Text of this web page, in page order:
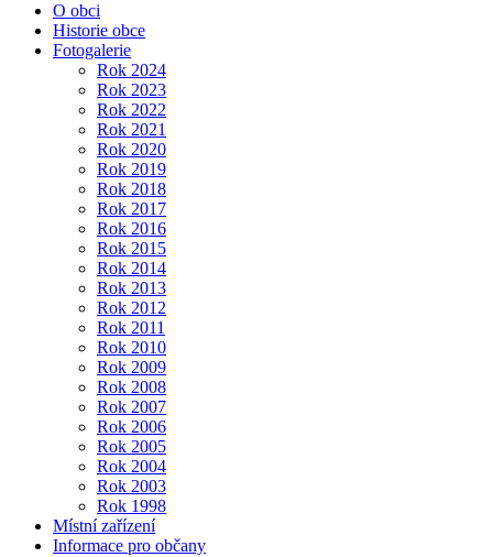
O obci
Historie obce
Fotogalerie
Rok 2024
Rok 2023
Rok 2022
Rok 2021
Rok 2020
Rok 2019
Rok 2018
Rok 2017
Rok 2016
Rok 2015
Rok 2014
Rok 2013
Rok 2012
Rok 2011
Rok 2010
Rok 2009
Rok 2008
Rok 2007
Rok 2006
Rok 2005
Rok 2004
Rok 2003
Rok 1998
Místní zařízení
Informace pro občany